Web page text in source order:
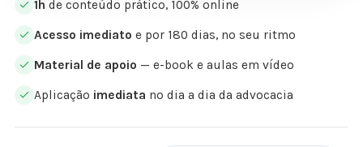
1h de conteúdo prático, 100% online
Acesso imediato e por 180 dias, no seu ritmo
Material de apoio — e-book e aulas em vídeo
Aplicação imediata no dia a dia da advocacia